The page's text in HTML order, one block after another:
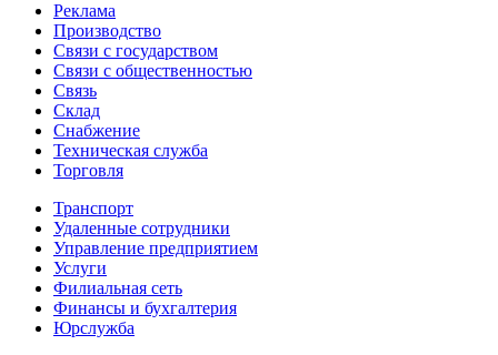
Реклама
Производство
Связи с государством
Связи с общественностью
Связь
Склад
Снабжение
Техническая служба
Торговля
Транспорт
Удаленные сотрудники
Управление предприятием
Услуги
Филиальная сеть
Финансы и бухгалтерия
Юрслужба